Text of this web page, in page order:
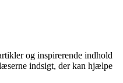
og inspirerende indhold
indsigt, der kan hjælpe